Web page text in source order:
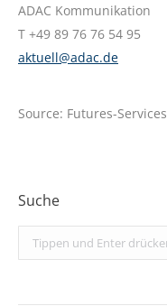
ADAC Kommunikation
T +49 89 76 76 54 95
aktuell@adac.de
Source: Futures-Services
Suche
Search: